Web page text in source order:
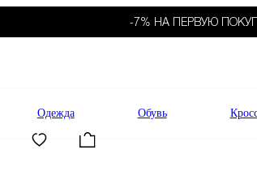
-7% НА ПЕРВУЮ
Одежда Обувь